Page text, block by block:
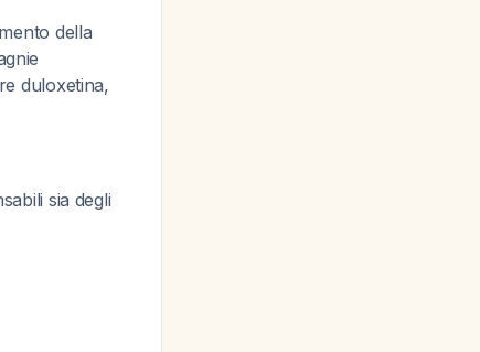
della
duloxetina,
sia degli